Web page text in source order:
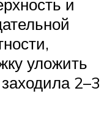
и
уложить
2–3